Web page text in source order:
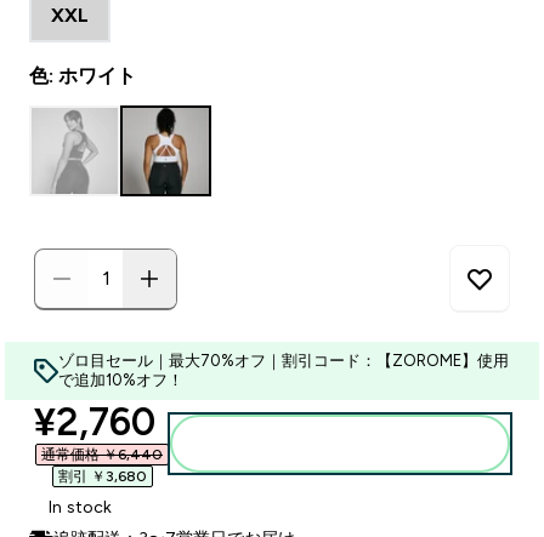
XXL
色: ホワイト
ゾロ目セール｜最大70%オフ｜割引コード：【ZOROME】使用
で追加10%オフ！
discounted price
¥2,760‎
通常価格 ￥6,440‎
割引 ￥3,680‎
In stock